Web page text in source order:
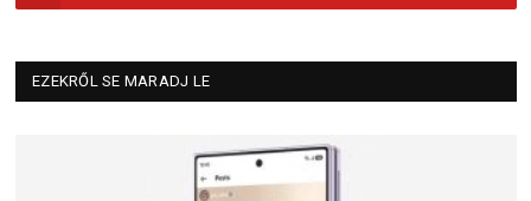
EZEKRŐL SE MARADJ LE